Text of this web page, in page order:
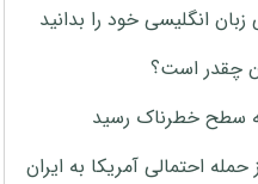
انگلیسی خود را بدانید
سطح خطرناک رسید
احتمالی آمریکا به ایران